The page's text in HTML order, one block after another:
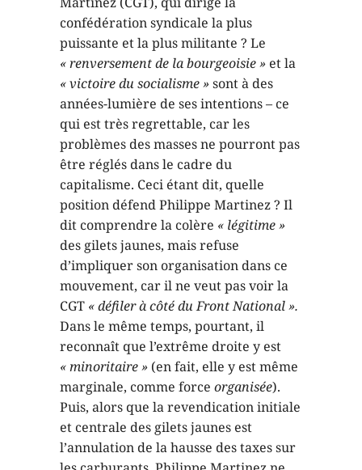
confédération syndicale la plus
puissante et la plus militante ? Le
« renversement de la bourgeoisie »et la
« victoire du socialisme »sont à des
années-lumière de ses intentions – ce
qui est très regrettable, car les
problèmes des masses ne pourront pas
être réglés dans le cadre du
capitalisme. Ceci étant dit, quelle
position défend Philippe Martinez ? Il
dit comprendre la colère « légitime »
des gilets jaunes, mais refuse
d’impliquer son organisation dans ce
mouvement, car il ne veut pas voir la
CGT « défiler à côté du Front National ».
Dans le même temps, pourtant, il
reconnaît que l’extrême droite y est
« minoritaire » (en fait, elle y est même
marginale, comme force organisée).
Puis, alors que la revendication initiale
et centrale des gilets jaunes est
l’annulation de la hausse des taxes sur